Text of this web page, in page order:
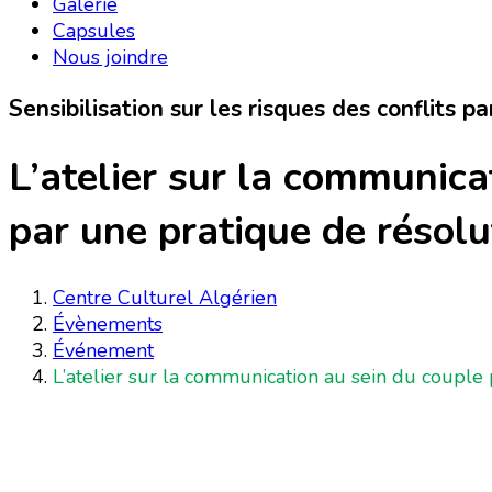
Capsules
Nous joindre
Sensibilisation sur les risques des conflits
L’atelier sur la
par une pratique de
Centre Culturel Algérien
Évènements
Événement
L’atelier sur la communication au sein du